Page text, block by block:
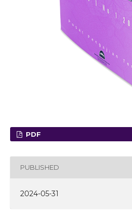
PDF
PUBLISHED
2024-05-31